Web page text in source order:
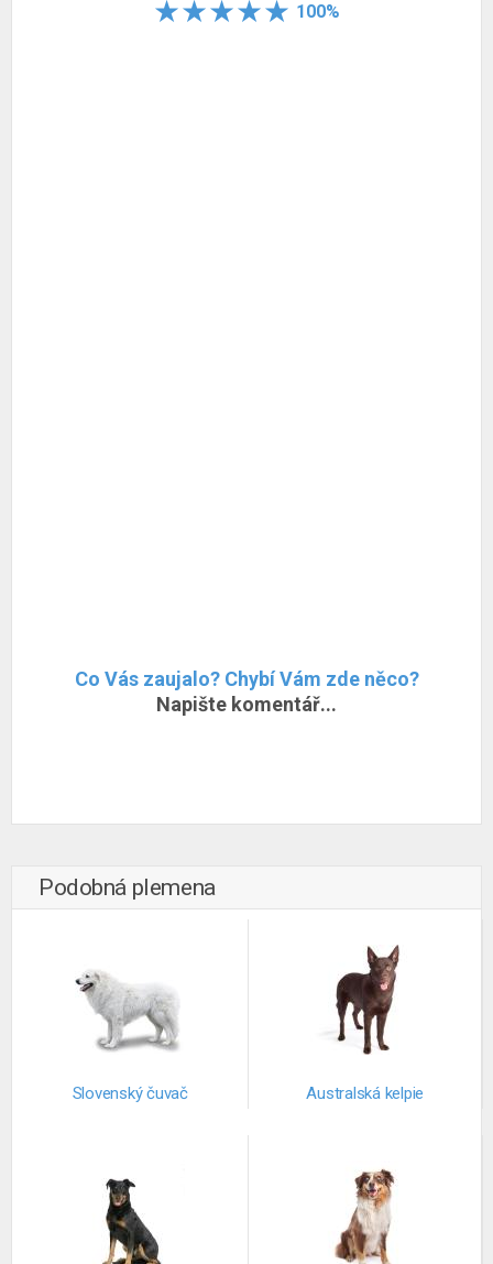
100%
Co Vás zaujalo? Chybí Vám zde něco?
Napište komentář...
Podobná plemena
Slovenský čuvač Australská kelpie